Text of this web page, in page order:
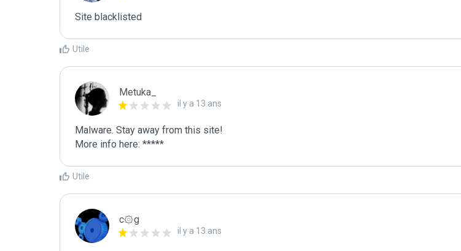
Site blacklisted
Utile
Metuka_
il y a 13 ans
Malware. Stay away from this site!
More info here: *****
Utile
c۞g
il y a 13 ans